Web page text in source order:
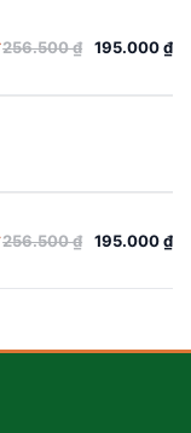
256.500₫ 195.000₫
256.500₫ 195.000₫